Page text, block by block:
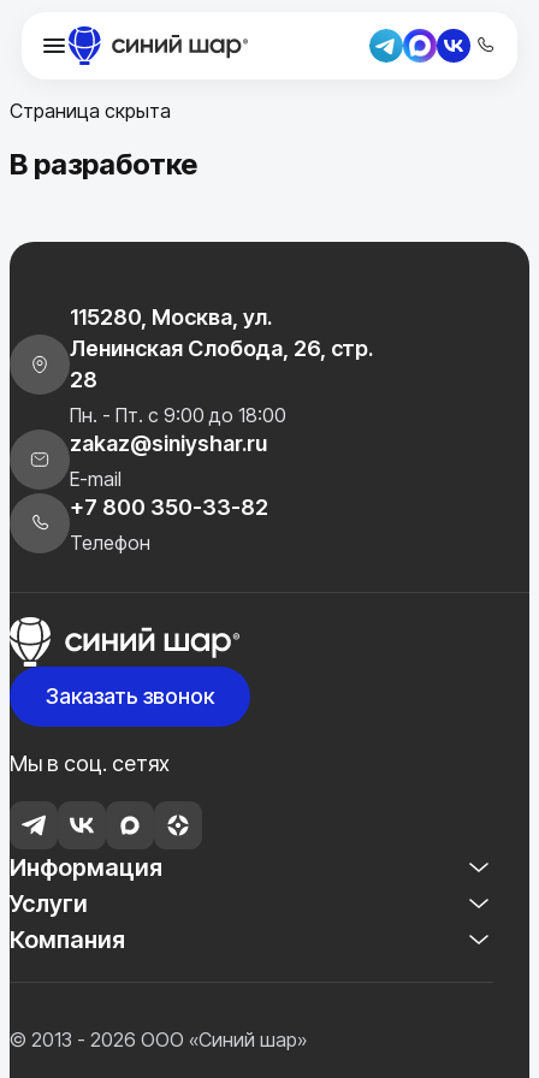
Страница скрыта
В разработке
115280, Москва, ул.
Ленинская Слобода, 26, стр.
28
Пн. - Пт. с 9:00 до 18:00
zakaz@siniyshar.ru
E-mail
+7 800 350-33-82
Телефон
Заказать звонок
Мы в соц. сетях
Информация
Услуги
Компания
© 2013 - 2026 ООО «Синий шар»